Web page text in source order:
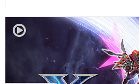
문 판매를 8월 5일(수)부터 시작한다고 발표했다
에디션’에는 ‘ELDEN R…